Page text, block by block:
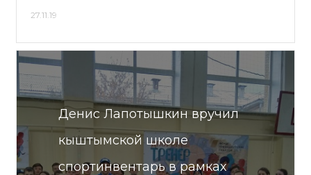
27.11.19
Денис Лапотышкин вручил
кыштымской школе
спортинвентарь в рамках